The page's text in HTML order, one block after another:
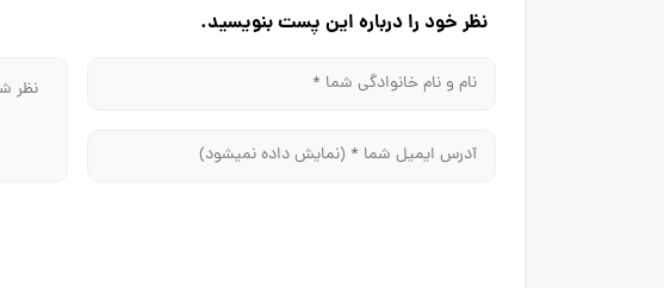
نظر خود را درباره این پست بنویسید.